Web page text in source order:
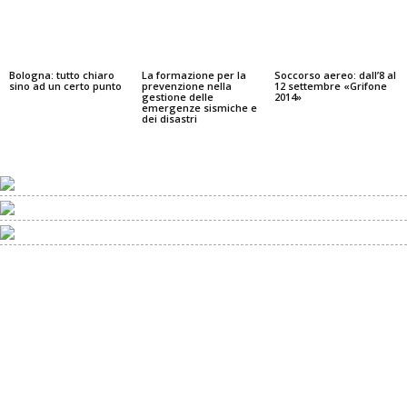
Bologna: tutto chiaro
sino ad un certo punto
La formazione per la
prevenzione nella
gestione delle
emergenze sismiche e
dei disastri
Soccorso aereo: dall’8 al
12 settembre «Grifone
2014»